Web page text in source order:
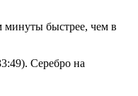
минуты быстрее, чем в
Серебро на